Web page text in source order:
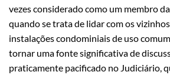
vezes considerado como um membro
quando se trata de lidar com os
instalações condominiais de uso
tornar uma fonte significativa de
praticamente pacificado no Judiciário,